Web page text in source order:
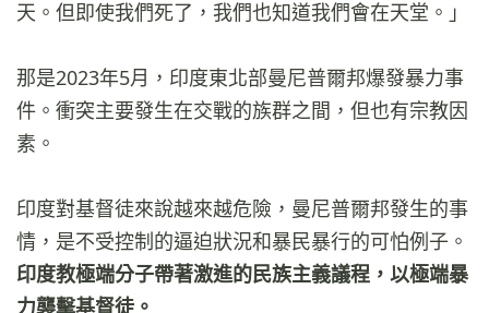
天。但即使我們死了，我們也知道我們會在天堂。」
那是2023年5月，印度東北部曼尼普爾邦爆發暴力事
件。衝突主要發生在交戰的族群之間，但也有宗教因
素。
印度對基督徒來說越來越危險，曼尼普爾邦發生的事
情，是不受控制的逼迫狀況和暴民暴行的可怕例子。
印度教極端分子帶著激進的民族主義議程，以極端暴
力襲擊基督徒。